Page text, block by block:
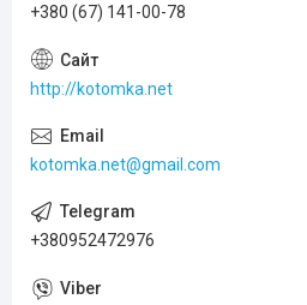
+380 (67) 141-00-78
http://kotomka.net
kotomka.net@gmail.com
+380952472976